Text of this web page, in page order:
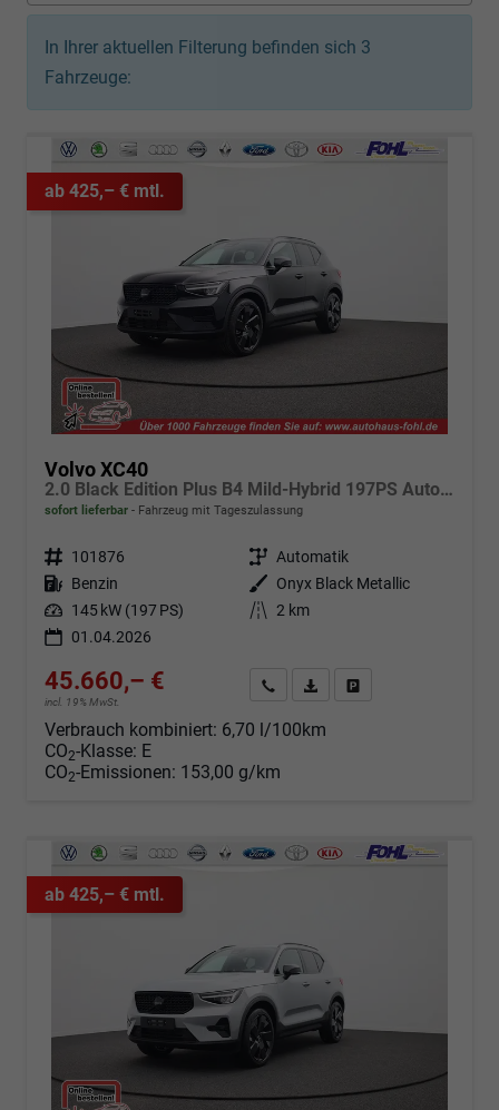
In Ihrer aktuellen Filterung befinden sich 3
Fahrzeuge:
ab 425,– € mtl.
Volvo XC40
2.0 Black Edition Plus B4 Mild-Hybrid 197PS Automatik elektr. PanoDach Rückf.Kamera PDC v+h ACC el.Heckklappe Harman/Kardon-Sound Klimaautomatik Sitzheizung Lenkradheizung Apple CarPlay Android Auto 20-LM
sofort lieferbar Fahrzeug mit Tageszulassung
Fahrzeugnr. 101876 Getriebe Automatik
Kraftstoff Benzin Außenfarbe
Onyx Black Metallic
Leistung 145 kW (197 PS) Kilometerstand 2 km
01.04.2026
45.660,– €
incl. 19% MwSt.
Angebot anfordern
Fahrzeugexpose (PDF)
Verbrauch kombiniert: 6,70 l/100km
CO2-Klasse: E
CO2-Emissionen: 153,00 g/km
ab 425,– € mtl.